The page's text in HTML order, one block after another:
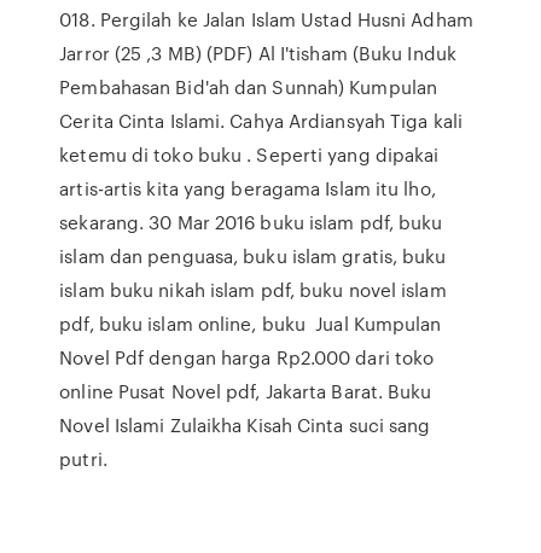
018. Pergilah ke Jalan Islam Ustad Husni Adham
Jarror (25 ,3 MB) (PDF) Al I'tisham (Buku Induk
Pembahasan Bid'ah dan Sunnah) Kumpulan
Cerita Cinta Islami. Cahya Ardiansyah Tiga kali
ketemu di toko buku . Seperti yang dipakai
artis-artis kita yang beragama Islam itu lho,
sekarang. 30 Mar 2016 buku islam pdf, buku
islam dan penguasa, buku islam gratis, buku
islam buku nikah islam pdf, buku novel islam
pdf, buku islam online, buku Jual Kumpulan
Novel Pdf dengan harga Rp2.000 dari toko
online Pusat Novel pdf, Jakarta Barat. Buku
Novel Islami Zulaikha Kisah Cinta suci sang
putri.